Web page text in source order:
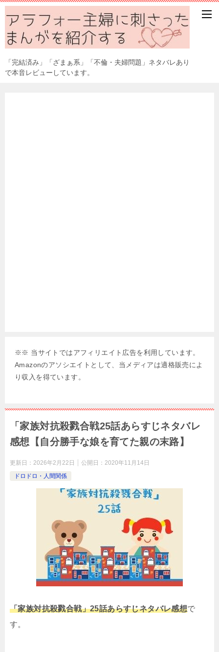
「完結済み」「ざまぁ系」「不倫・夫婦問題」ネタバレあり
で本音レビューしています。
※※ 当サイトではアフィリエイト広告を利用しています。
Amazonのアソシエイトとして、当メディアは適格販売によ
り収入を得ています。
「家族対抗殺戮合戦25話あらすじネタバレ
感想【自分勝手な娘を育てた親の末路】
更新日： 2026年2月22日 公開日： 2020年11月14日
ドロドロ・人間関係
「家族対抗殺戮合戦」25話あらすじネタバレ感想で
す。